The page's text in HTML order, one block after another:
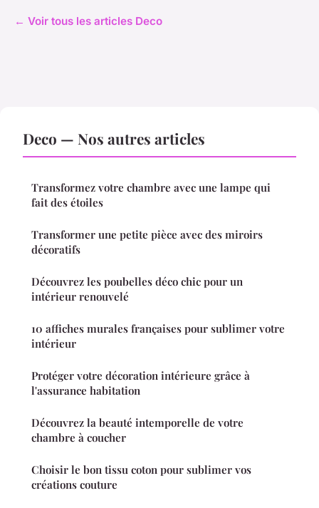
← Voir tous les articles Deco
Deco — Nos autres articles
Transformez votre chambre avec une lampe qui
fait des étoiles
Transformer une petite pièce avec des miroirs
décoratifs
Découvrez les poubelles déco chic pour un
intérieur renouvelé
10 affiches murales françaises pour sublimer votre
intérieur
Protéger votre décoration intérieure grâce à
l'assurance habitation
Découvrez la beauté intemporelle de votre
chambre à coucher
Choisir le bon tissu coton pour sublimer vos
créations couture